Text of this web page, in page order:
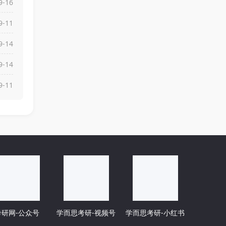
16
11
14
14
11
网-公众号 学而思考研-视频号 学而思考研-小红书